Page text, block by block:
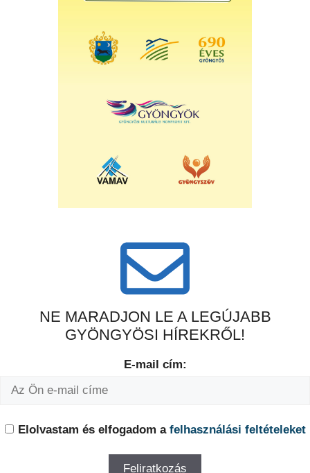
NE MARADJON LE A LEGÚJABB
GYÖNGYÖSI HÍREKRŐL!
E-mail cím:
Elolvastam és elfogadom a felhasználási feltételeket